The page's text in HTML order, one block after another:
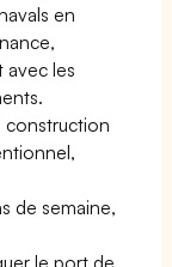
en
avec les
construction
de semaine,
le port de